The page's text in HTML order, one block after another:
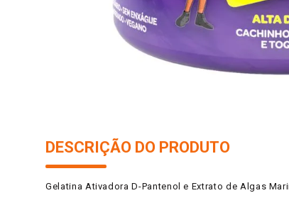
DESCRIÇÃO DO PRODUTO
Gelatina Ativadora D-Pantenol e Extrato de Algas